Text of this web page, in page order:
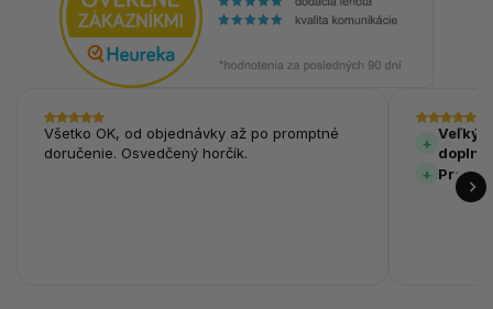
Všetko OK, od objednávky až po promptné
doručenie. Osvedčený horčík.
Veľký